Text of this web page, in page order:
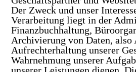
Der Zweck und unser
Verarbeitung liegt in der
Finanzbuchhaltung,
Archivierung von Daten, also
Aufrechterhaltung unserer
Wahrnehmung unserer